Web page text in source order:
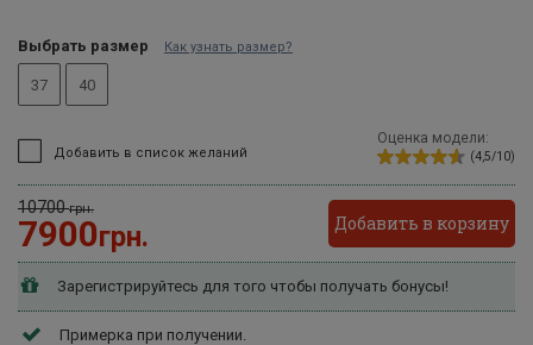
Выбрать размер Как узнать размер?
37 40
Добавить в список желаний
Оценка модели:
(4,5/10)
10700грн.
7900грн. Добавить в корзину
Зарегистрируйтесь для того чтобы получать бонусы!
Примерка при получении.